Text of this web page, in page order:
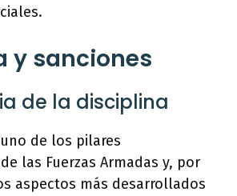
y sanciones
de la disciplina
de los pilares
las Fuerzas Armadas y, por
aspectos más desarrollados